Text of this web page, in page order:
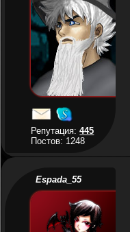
Репутация:445
Постов: 1248
Espada_55